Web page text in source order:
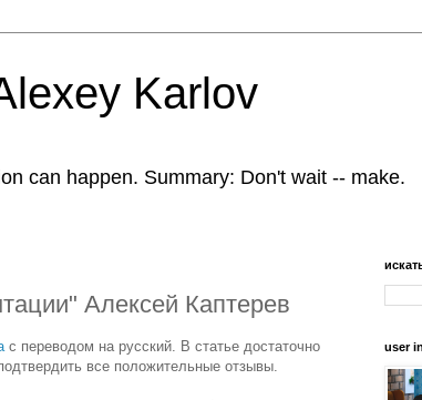
Karlov
can happen. Summary: Don't wait -- make.
Алексей Каптерев
с переводом на русский. В статье достаточно
все положительные отзывы.
user